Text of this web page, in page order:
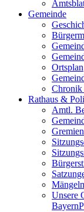
Gemeinde
Ortsplan
Chronik
Rathaus &
Amtl.
Gremien
Unsere